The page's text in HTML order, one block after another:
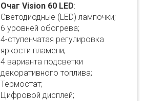
Очаг Vision 60 LED:
Светодиодные (LED) лампочки;
6 уровней обогрева;
4-ступенчатая регулировка
яркости пламени;
4 варианта подсветки
декоративного топлива;
Термостат;
Цифровой дисплей;